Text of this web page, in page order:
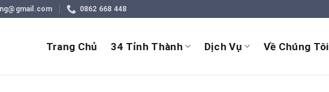
0862 668 448
Trang Chủ 34 Tỉnh Thành Dịch Vụ Về Chúng Tôi